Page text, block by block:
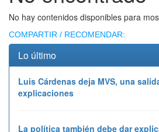
No hay contenidos disponibles para
COMPARTIR / RECOMENDAR:
Lo último
Luis Cárdenas deja MVS, una
explicaciones
La política también debe dar